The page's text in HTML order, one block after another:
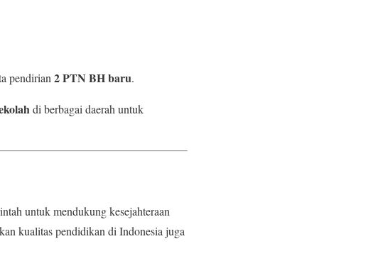
pendirian 2 PTN BH baru.
di berbagai daerah untuk
untuk mendukung kesejahteraan
kualitas pendidikan di Indonesia juga